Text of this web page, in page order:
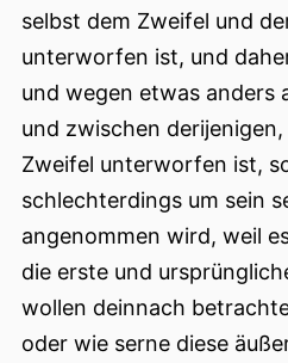
selbst dem Zweifel und
unterworfen ist, und
und wegen etwas anders
und zwischen
Zweifel unterworfen ist,
schlechterdings um sein
angenommen wird, weil
die erste und
wollen deinnach
oder wie serne diese